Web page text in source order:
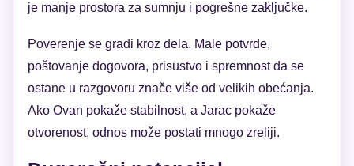
je manje prostora za sumnju i pogrešne zaključke.
Poverenje se gradi kroz dela. Male potvrde,
poštovanje dogovora, prisustvo i spremnost da se
ostane u razgovoru znače više od velikih obećanja.
Ako Ovan pokaže stabilnost, a Jarac pokaže
otvorenost, odnos može postati mnogo zreliji.